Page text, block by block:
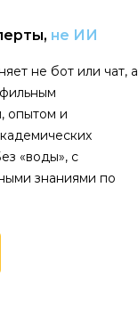
не ИИ
не бот или чат, а
опытом и
«воды», с
знаниями по